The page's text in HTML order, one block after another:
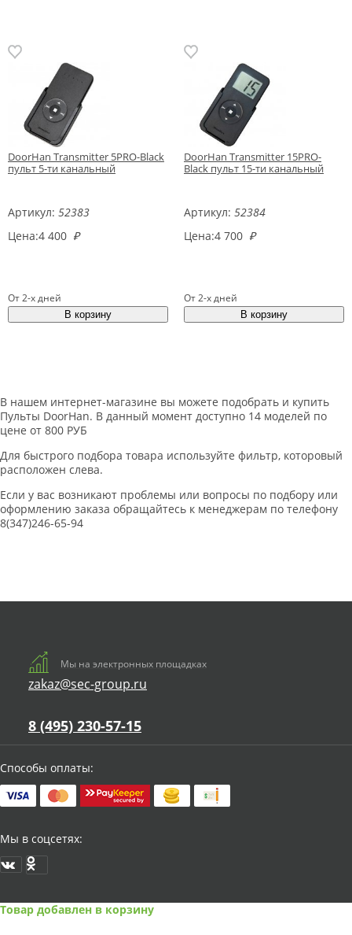
DoorHan Transmitter 5PRO-Black
пульт 5-ти канальный
Артикул: 52383
Цена:4 400 ₽
От 2-х дней
DoorHan Transmitter 15PRO-
Black пульт 15-ти канальный
Артикул: 52384
Цена:4 700 ₽
От 2-х дней
В нашем интернет-магазине вы можете подобрать и купить
Пульты DoorHan. В данный момент доступно 14 моделей по
цене от 800 РУБ
Для быстрого подбора товара используйте фильтр, которовый
расположен слева.
Если у вас возникают проблемы или вопросы по подбору или
оформлению заказа обращайтесь к менеджерам по телефону
8(347)246-65-94
Мы на электронных площадках
zakaz@sec-group.ru
8 (495) 230-57-15
Способы оплаты:
Мы в соцсетях:
Товар добавлен в корзину